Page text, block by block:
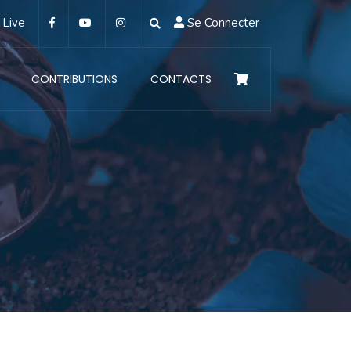
Live Se Connecter
CONTRIBUTIONS CONTACTS